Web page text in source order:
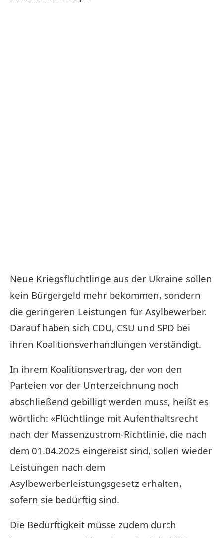
Neue Kriegsflüchtlinge aus der Ukraine sollen
kein Bürgergeld mehr bekommen, sondern
die geringeren Leistungen für Asylbewerber.
Darauf haben sich CDU, CSU und SPD bei
ihren Koalitionsverhandlungen verständigt.
In ihrem Koalitionsvertrag, der von den
Parteien vor der Unterzeichnung noch
abschließend gebilligt werden muss, heißt es
wörtlich: «Flüchtlinge mit Aufenthaltsrecht
nach der Massenzustrom-Richtlinie, die nach
dem 01.04.2025 eingereist sind, sollen wieder
Leistungen nach dem
Asylbewerberleistungsgesetz erhalten,
sofern sie bedürftig sind.
Die Bedürftigkeit müsse zudem durch